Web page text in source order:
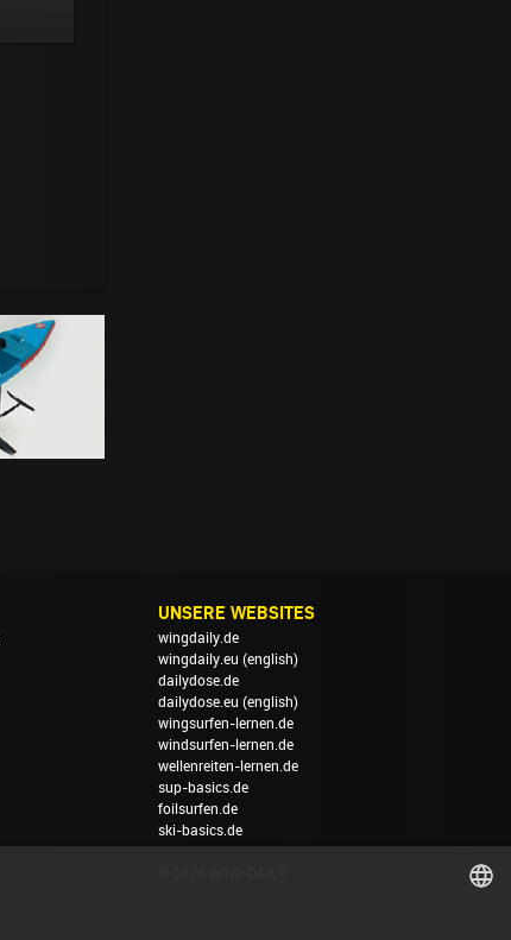
UNSERE WEBSITES
wingdaily.de
wingdaily.eu (english)
dailydose.de
dailydose.eu (english)
wingsurfen-lernen.de
windsurfen-lernen.de
wellenreiten-lernen.de
sup-basics.de
foilsurfen.de
ski-basics.de